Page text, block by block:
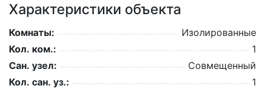
Характеристики объекта
Комнаты:
Изолированные
Кол. ком.:
1
Сан. узел:
Совмещенный
Кол. сан. уз.:
1